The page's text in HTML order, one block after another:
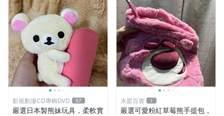
影視動漫CD專輯DVD 57
嚴選日本製熊妹玩具，柔軟實
水星百貨 1
嚴選可愛粉紅草莓熊手提包，